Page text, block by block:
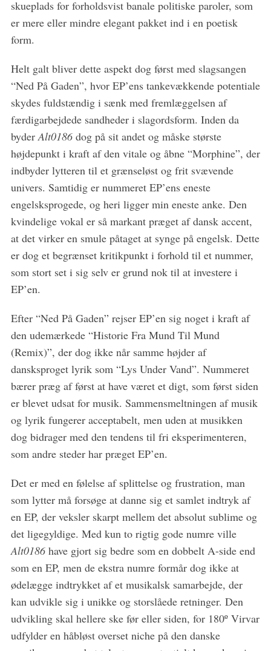
skueplads for forholdsvist banale politiske paroler, som
er mere eller mindre elegant pakket ind i en poetisk
form.
Helt galt bliver dette aspekt dog først med slagsangen
“Ned På Gaden”, hvor EP’ens tankevækkende potentiale
skydes fuldstændig i sænk med fremlæggelsen af
færdigarbejdede sandheder i slagordsform. Inden da
byderAlt0186dog på sit andet og måske største
højdepunkt i kraft af den vitale og åbne “Morphine”, der
indbyder lytteren til et grænseløst og frit svævende
univers. Samtidig er nummeret EP’ens eneste
engelsksprogede, og heri ligger min eneste anke. Den
kvindelige vokal er så markant præget af dansk accent,
at det virker en smule påtaget at synge på engelsk. Dette
er dog et begrænset kritikpunkt i forhold til et nummer,
som stort set i sig selv er grund nok til at investere i
EP’en.
Efter “Ned På Gaden” rejser EP’en sig noget i kraft af
den udemærkede “Historie Fra Mund Til Mund
(Remix)”, der dog ikke når samme højder af
dansksproget lyrik som “Lys Under Vand”. Nummeret
bærer præg af først at have været et digt, som først siden
er blevet udsat for musik. Sammensmeltningen af musik
og lyrik fungerer acceptabelt, men uden at musikken
dog bidrager med den tendens til fri eksperimenteren,
som andre steder har præget EP’en.
Det er med en følelse af splittelse og frustration, man
som lytter må forsøge at danne sig et samlet indtryk af
en EP, der veksler skarpt mellem det absolut sublime og
det ligegyldige. Med kun to rigtig gode numre ville
Alt0186have gjort sig bedre som en dobbelt A-side end
som en EP, men de ekstra numre formår dog ikke at
ødelægge indtrykket af et musikalsk samarbejde, der
kan udvikle sig i unikke og storslåede retninger. Den
udvikling skal hellere ske før eller siden, for 180º Virvar
udfylder en håbløst overset niche på den danske